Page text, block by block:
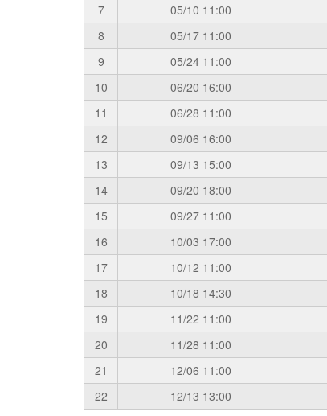
7
05/10 11:00
8
05/17 11:00
9
05/24 11:00
10
06/20 16:00
11
06/28 11:00
12
09/06 16:00
13
09/13 15:00
14
09/20 18:00
15
09/27 11:00
16
10/03 17:00
17
10/12 11:00
18
10/18 14:30
19
11/22 11:00
20
11/28 11:00
21
12/06 11:00
22
12/13 13:00